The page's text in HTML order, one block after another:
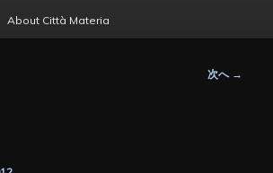
About Città Materia
次へ →